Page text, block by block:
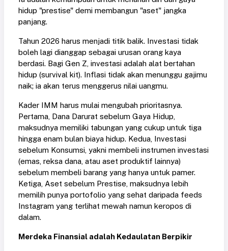
hidup "prestise" demi membangun "aset" jangka
panjang.
Tahun 2026 harus menjadi titik balik. Investasi tidak
boleh lagi dianggap sebagai urusan orang kaya
berdasi. Bagi Gen Z, investasi adalah alat bertahan
hidup (survival kit). Inflasi tidak akan menunggu gajimu
naik; ia akan terus menggerus nilai uangmu.
Kader IMM harus mulai mengubah prioritasnya.
Pertama, Dana Darurat sebelum Gaya Hidup,
maksudnya memiliki tabungan yang cukup untuk tiga
hingga enam bulan biaya hidup. Kedua, Investasi
sebelum Konsumsi, yakni membeli instrumen investasi
(emas, reksa dana, atau aset produktif lainnya)
sebelum membeli barang yang hanya untuk pamer.
Ketiga, Aset sebelum Prestise, maksudnya lebih
memilih punya portofolio yang sehat daripada feeds
Instagram yang terlihat mewah namun keropos di
dalam.
Merdeka Finansial adalah Kedaulatan Berpikir